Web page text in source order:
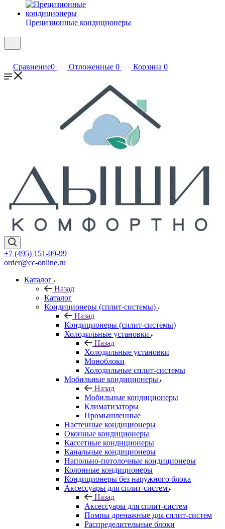
Прецизионные кондиционеры
Сравнение0 Отложенные 0 Корзина 0
+7 (495) 151-09-99
order@cc-online.ru
Каталог
Назад
Каталог
Кондиционеры (сплит-системы)
Назад
Кондиционеры (сплит-системы)
Холодильные установки
Назад
Холодильные установки
Моноблоки
Холодильные сплит-системы
Мобильные кондиционеры
Назад
Мобильные кондиционеры
Климатизаторы
Промышленные
Настенные кондиционеры
Оконные кондиционеры
Кассетные кондиционеры
Канальные кондиционеры
Напольно-потолочные кондиционеры
Колонные кондиционеры
Кондиционеры без наружного блока
Аксессуары для сплит-систем
Назад
Аксессуары для сплит-систем
Помпы дренажные для сплит-систем
Распределительные блоки